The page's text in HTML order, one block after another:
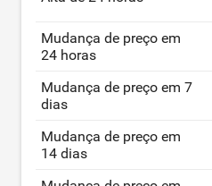
Mudança de preço em
24 horas
Mudança de preço em 7
dias
Mudança de preço em
14 dias